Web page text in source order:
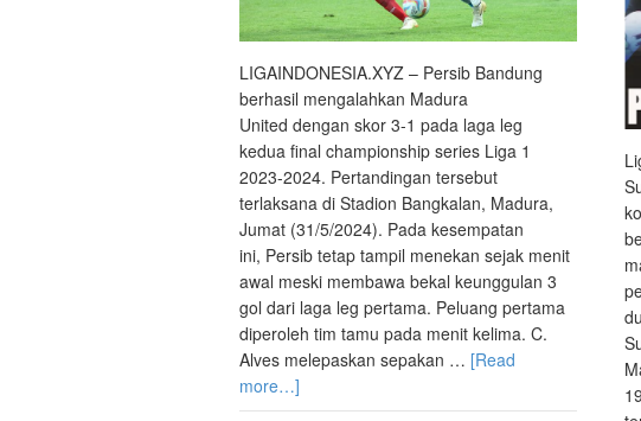
LIGAINDONESIA.XYZ – Persib Bandung
berhasil mengalahkan Madura
United dengan skor 3-1 pada laga leg
kedua final championship series Liga 1
2023-2024. Pertandingan tersebut
terlaksana di Stadion Bangkalan, Madura,
Jumat (31/5/2024). Pada kesempatan
ini, Persib tetap tampil menekan sejak menit
awal meski membawa bekal keunggulan 3
gol dari laga leg pertama. Peluang pertama
diperoleh tim tamu pada menit kelima. C.
Alves melepaskan sepakan … [Read
more…]